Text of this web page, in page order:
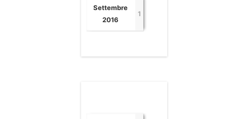
Settembre
2016
1